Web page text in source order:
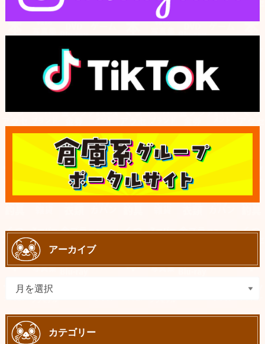
アーカイブ
カテゴリー